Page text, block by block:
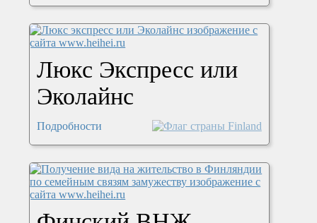
Люкс Экспресс или
Эколайнс
Подробности